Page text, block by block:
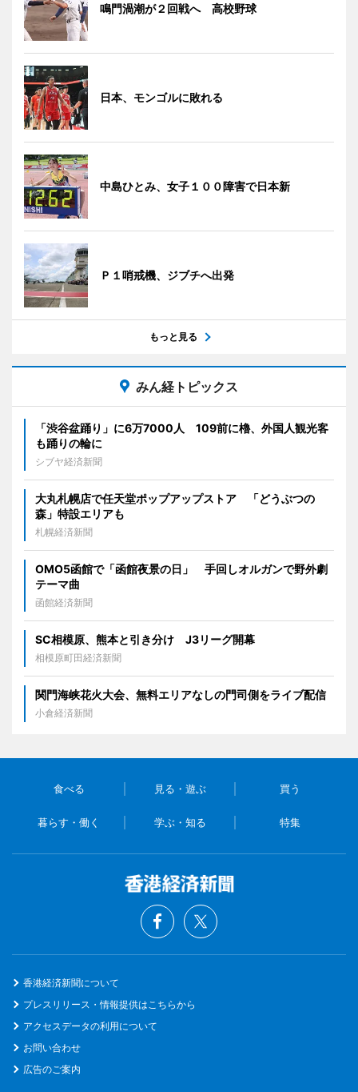
鳴門渦潮が２回戦へ 高校野球
日本、モンゴルに敗れる
中島ひとみ、女子１００障害で日本新
Ｐ１哨戒機、ジブチへ出発
もっと見る
みん経トピックス
「渋谷盆踊り」に6万7000人 109前に櫓、外国人観光客
も踊りの輪に
シブヤ経済新聞
大丸札幌店で任天堂ポップアップストア 「どうぶつの
森」特設エリアも
札幌経済新聞
OMO5函館で「函館夜景の日」 手回しオルガンで野外劇
テーマ曲
函館経済新聞
SC相模原、熊本と引き分け J3リーグ開幕
相模原町田経済新聞
関門海峡花火大会、無料エリアなしの門司側をライブ配信
小倉経済新聞
食べる 見る・遊ぶ 買う
暮らす・働く 学ぶ・知る 特集
香港経済新聞について
プレスリリース・情報提供はこちらから
アクセスデータの利用について
お問い合わせ
広告のご案内